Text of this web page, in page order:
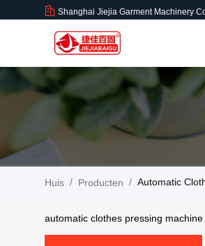
Shanghai Jiejia Garment Machinery
Huis / Producten / Automatic
automatic clothes pressing machine